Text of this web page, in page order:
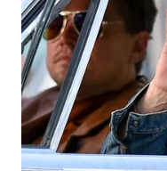
WN
PRIANGAN
TIMUR
WN
SEMARANG
WN